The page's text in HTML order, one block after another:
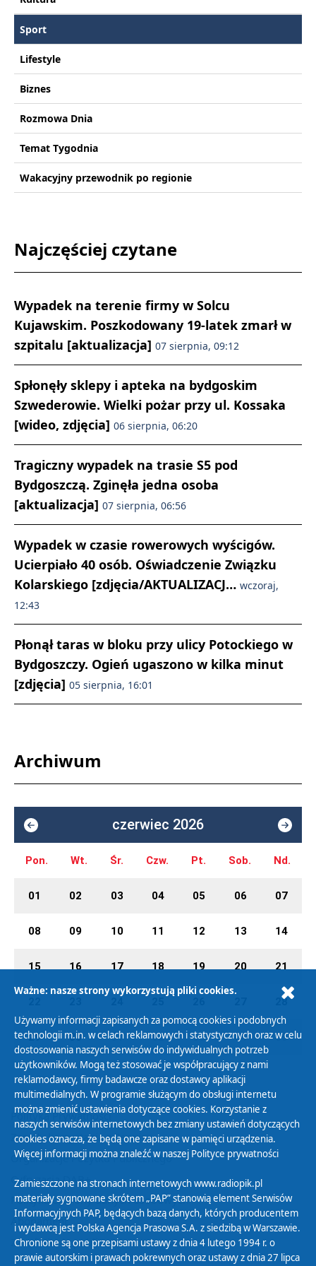
Sport
Lifestyle
Biznes
Rozmowa Dnia
Temat Tygodnia
Wakacyjny przewodnik po regionie
Najczęściej czytane
Wypadek na terenie firmy w Solcu
Kujawskim. Poszkodowany 19-latek zmarł w
szpitalu [aktualizacja] 07 sierpnia, 09:12
Spłonęły sklepy i apteka na bydgoskim
Szwederowie. Wielki pożar przy ul. Kossaka
[wideo, zdjęcia] 06 sierpnia, 06:20
Tragiczny wypadek na trasie S5 pod
Bydgoszczą. Zginęła jedna osoba
[aktualizacja] 07 sierpnia, 06:56
Wypadek w czasie rowerowych wyścigów.
Ucierpiało 40 osób. Oświadczenie Związku
Kolarskiego [zdjęcia/AKTUALIZACJ… wczoraj,
12:43
Płonął taras w bloku przy ulicy Potockiego w
Bydgoszczy. Ogień ugaszono w kilka minut
[zdjęcia] 05 sierpnia, 16:01
Archiwum
czerwiec 2026
Pon. Wt. Śr. Czw. Pt. Sob. Nd.
01 02 03 04 05 06 07
08 09 10 11 12 13 14
15 16 17 18 19 20 21
28
29 30 01 02 03 04 05
Polityka Prywatności
Zasady korzystania z Serwisu
Organizacje Pożytku Publicznego
Cyfryzacja DAB+
Polityka ochrony danych osobowych
Abonament
Zamówienia publiczne
Ważne: nasze strony wykorzystują pliki cookies.
Używamy informacji zapisanych za pomocą cookies i podobnych
technologii m.in. w celach reklamowych i statystycznych oraz w celu
dostosowania naszych serwisów do indywidualnych potrzeb
użytkowników. Mogą też stosować je współpracujący z nami
reklamodawcy, firmy badawcze oraz dostawcy aplikacji
multimedialnych. W programie służącym do obsługi internetu
można zmienić ustawienia dotyczące cookies. Korzystanie z
naszych serwisów internetowych bez zmiany ustawień dotyczących
cookies oznacza, że będą one zapisane w pamięci urządzenia.
Więcej informacji można znaleźć w naszej Polityce prywatności
Zamieszczone na stronach internetowych www.radiopik.pl
materiały sygnowane skrótem „PAP” stanowią element Serwisów
Informacyjnych PAP, będących bazą danych, których producentem
i wydawcą jest Polska Agencja Prasowa S.A. z siedzibą w Warszawie.
Chronione są one przepisami ustawy z dnia 4 lutego 1994 r. o
prawie autorskim i prawach pokrewnych oraz ustawy z dnia 27 lipca